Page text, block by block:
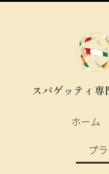
スパゲッティ
ホーム
プ